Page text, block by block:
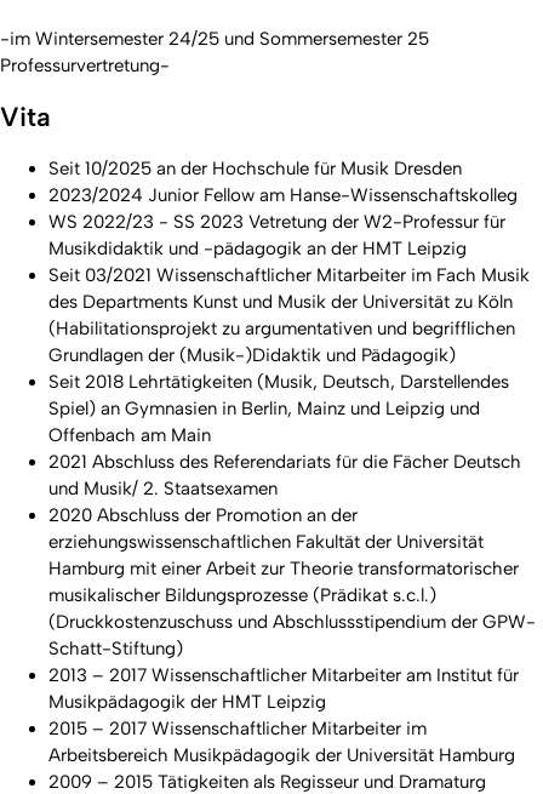
-im Wintersemester 24/25 und Sommersemester 25
Professurvertretung-
Vita
Seit 10/2025 an der Hochschule für Musik Dresden
2023/2024 Junior Fellow am Hanse-Wissenschaftskolleg
WS 2022/23 - SS 2023 Vetretung der W2-Professur für
Musikdidaktik und -pädagogik an der HMT Leipzig
Seit 03/2021 Wissenschaftlicher Mitarbeiter im Fach Musik
des Departments Kunst und Musik der Universität zu Köln
(Habilitationsprojekt zu argumentativen und begrifflichen
Grundlagen der (Musik-)Didaktik und Pädagogik)
Seit 2018 Lehrtätigkeiten (Musik, Deutsch, Darstellendes
Spiel) an Gymnasien in Berlin, Mainz und Leipzig und
Offenbach am Main
2021 Abschluss des Referendariats für die Fächer Deutsch
und Musik/ 2. Staatsexamen
2020 Abschluss der Promotion an der
erziehungswissenschaftlichen Fakultät der Universität
Hamburg mit einer Arbeit zur Theorie transformatorischer
musikalischer Bildungsprozesse (Prädikat s.c.l.)
(Druckkostenzuschuss und Abschlussstipendium der GPW-
Schatt-Stiftung)
2013 – 2017 Wissenschaftlicher Mitarbeiter am Institut für
Musikpädagogik der HMT Leipzig
2015 – 2017 Wissenschaftlicher Mitarbeiter im
Arbeitsbereich Musikpädagogik der Universität Hamburg
2009 – 2015 Tätigkeiten als Regisseur und Dramaturg